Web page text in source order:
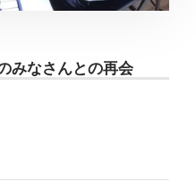
みなさんとの再会